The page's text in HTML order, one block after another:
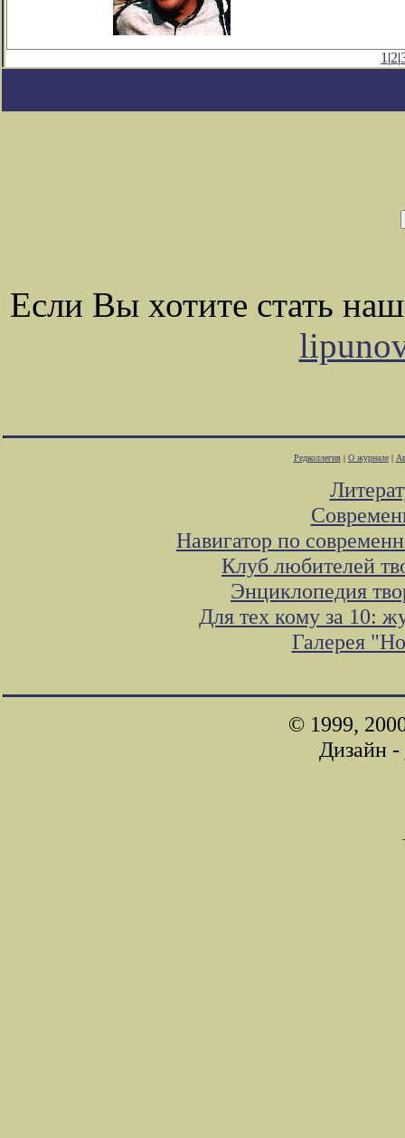
1 |2|
Если Вы хотите стать
Редколлегия| О журнале|
Навигатор по
Клуб любителей
Энциклопедия
Для тех кому за 10:
Галерея
© 1999,
Дизайн -